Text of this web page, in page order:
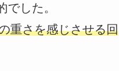
した。
重さを感じさせる回